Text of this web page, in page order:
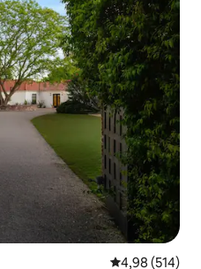
4,98 ud af 5 i
4,98 (514)